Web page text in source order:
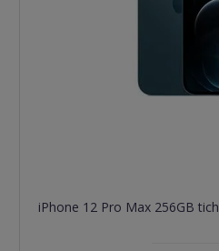
iPhone 12 Pro Max 256GB